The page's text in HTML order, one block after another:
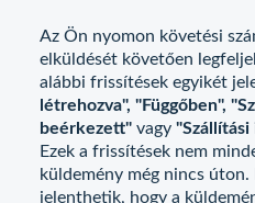
Az Ön nyomon követési
elküldését követően
alábbi frissítések egyikét
létrehozva", "Függőben",
beérkezett" vagy
Ezek a frissítések nem
küldemény még nincs úton.
jelenthetik, hogy a